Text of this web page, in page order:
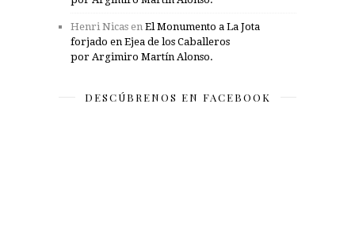
Henri Nicas en El Monumento a La Jota
forjado en Ejea de los Caballeros
por Argimiro Martín Alonso.
DESCÚBRENOS EN FACEBOOK